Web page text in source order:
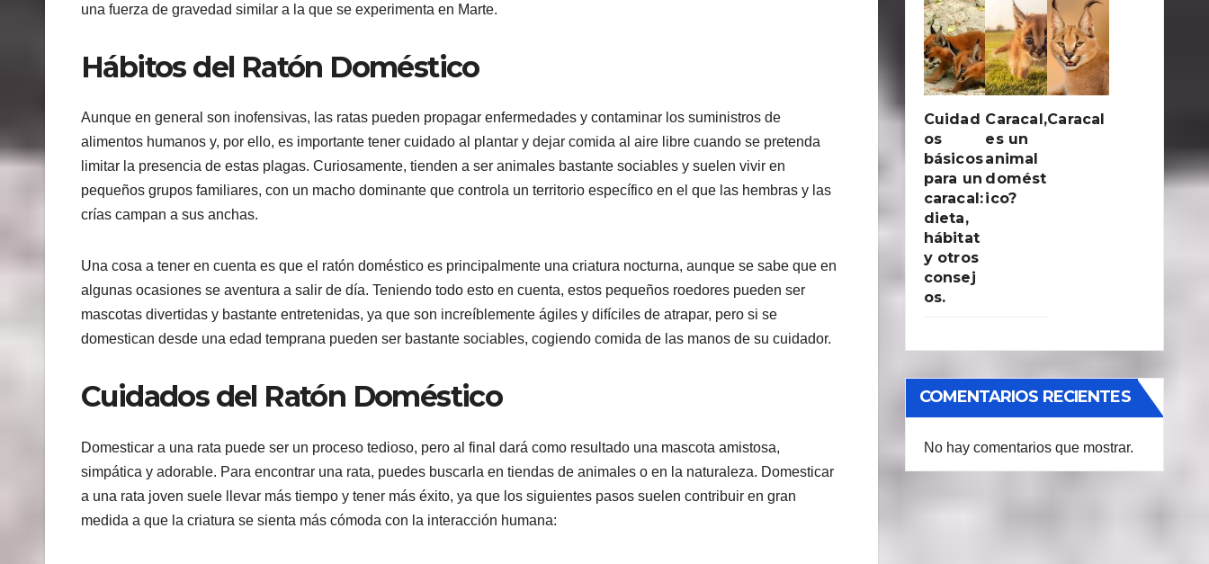
una fuerza de gravedad similar a la que se experimenta en Marte.
Hábitos del Ratón Doméstico
Aunque en general son inofensivas, las ratas pueden propagar enfermedades y contaminar los suministros de
alimentos humanos y, por ello, es importante tener cuidado al plantar y dejar comida al aire libre cuando se pretenda
limitar la presencia de estas plagas. Curiosamente, tienden a ser animales bastante sociables y suelen vivir en
pequeños grupos familiares, con un macho dominante que controla un territorio específico en el que las hembras y las
crías campan a sus anchas.
Una cosa a tener en cuenta es que el ratón doméstico es principalmente una criatura nocturna, aunque se sabe que en
algunas ocasiones se aventura a salir de día. Teniendo todo esto en cuenta, estos pequeños roedores pueden ser
mascotas divertidas y bastante entretenidas, ya que son increíblemente ágiles y difíciles de atrapar, pero si se
domestican desde una edad temprana pueden ser bastante sociables, cogiendo comida de las manos de su cuidador.
Cuidados del Ratón Doméstico
Domesticar a una rata puede ser un proceso tedioso, pero al final dará como resultado una mascota amistosa,
simpática y adorable. Para encontrar una rata, puedes buscarla en tiendas de animales o en la naturaleza. Domesticar
a una rata joven suele llevar más tiempo y tener más éxito, ya que los siguientes pasos suelen contribuir en gran
medida a que la criatura se sienta más cómoda con la interacción humana:
Cuidad
os
básicos
para un
caracal:
dieta,
hábitat
y otros
consej
os.
Caracal,
es un
animal
domést
ico?
Caracal
COMENTARIOS RECIENTES
No hay comentarios que mostrar.